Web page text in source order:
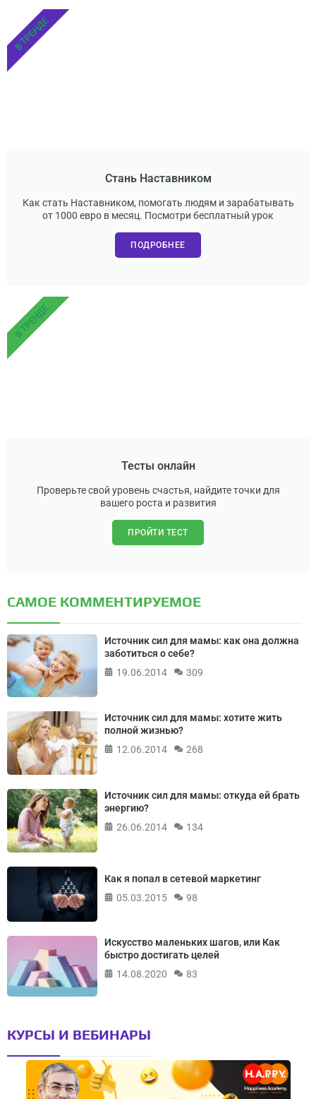
Стань Наставником
Как стать Наставником, помогать людям и зарабатывать
от 1000 евро в месяц. Посмотри бесплатный урок
ПОДРОБНЕЕ
В ТРЕНДЕ
Тесты онлайн
Проверьте свой уровень счастья, найдите точки для
вашего роста и развития
ПРОЙТИ ТЕСТ
В ТРЕНДЕ
САМОЕ КОММЕНТИРУЕМОЕ
Источник сил для мамы: как она должна
заботиться о себе?
19.06.2014
309
Источник сил для мамы: хотите жить
полной жизнью?
12.06.2014
268
Источник сил для мамы: откуда ей брать
энергию?
26.06.2014
134
Как я попал в сетевой маркетинг
05.03.2015
98
Искусство маленьких шагов, или Как
быстро достигать целей
14.08.2020
83
КУРСЫ И ВЕБИНАРЫ